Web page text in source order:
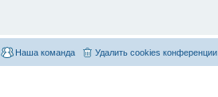
Удалить cookies конференции
Наша команда